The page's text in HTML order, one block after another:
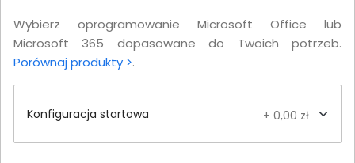
Wybierz oprogramowanie Microsoft Office lub
Microsoft 365 dopasowane do Twoich potrzeb.
Porównaj produkty >.
Konfiguracja startowa + 0,00 zł